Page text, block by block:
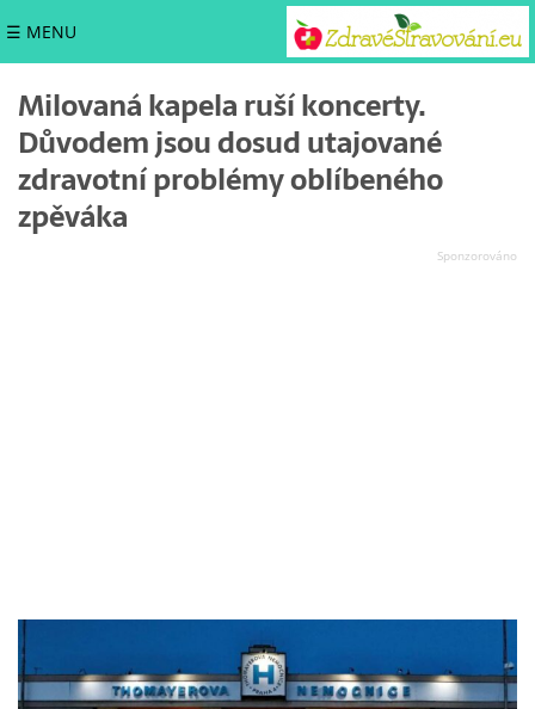
☰ MENU
Milovaná kapela ruší koncerty.
Důvodem jsou dosud utajované
zdravotní problémy oblíbeného
zpěváka